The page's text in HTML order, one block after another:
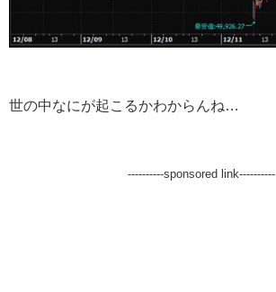
世の中なにが起こるかわからんね…
----------sponsored link----------